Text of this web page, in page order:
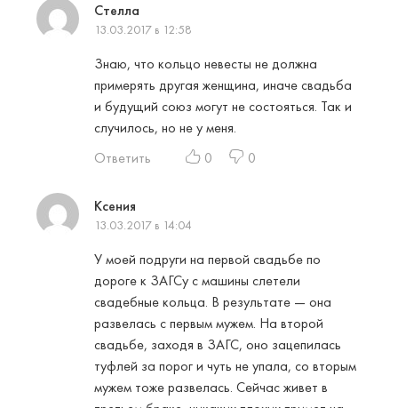
Стелла
13.03.2017 в 12:58
Знаю, что кольцо невесты не должна
примерять другая женщина, иначе свадьба
и будущий союз могут не состояться. Так и
случилось, но не у меня.
Ответить
0 0
Ксения
13.03.2017 в 14:04
У моей подруги на первой свадьбе по
дороге к ЗАГСу с машины слетели
свадебные кольца. В результате — она
развелась с первым мужем. На второй
свадьбе, заходя в ЗАГС, оно зацепилась
туфлей за порог и чуть не упала, со вторым
мужем тоже развелась. Сейчас живет в